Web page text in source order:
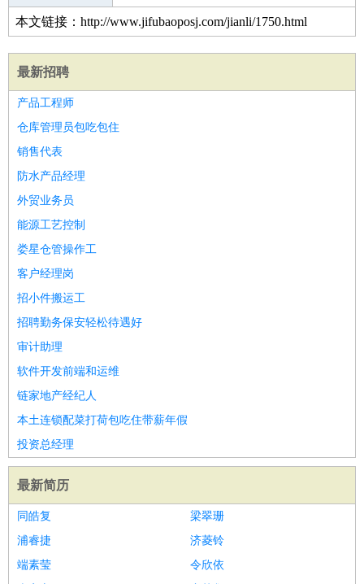
本文链接：http://www.jifubaoposj.com/jianli/1750.html
最新招聘
产品工程师
仓库管理员包吃包住
销售代表
防水产品经理
外贸业务员
能源工艺控制
娄星仓管操作工
客户经理岗
招小件搬运工
招聘勤务保安轻松待遇好
审计助理
软件开发前端和运维
链家地产经纪人
本土连锁配菜打荷包吃住带薪年假
投资总经理
最新简历
同皓复
梁翠珊
浦睿捷
济菱铃
端素莹
令欣依